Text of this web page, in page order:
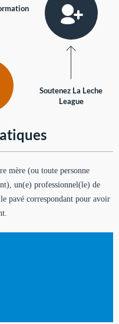
Soutenez La Leche
League
mère (ou toute personne
un(e) professionnel(le) de
pavé correspondant pour avoir
rubriques qui